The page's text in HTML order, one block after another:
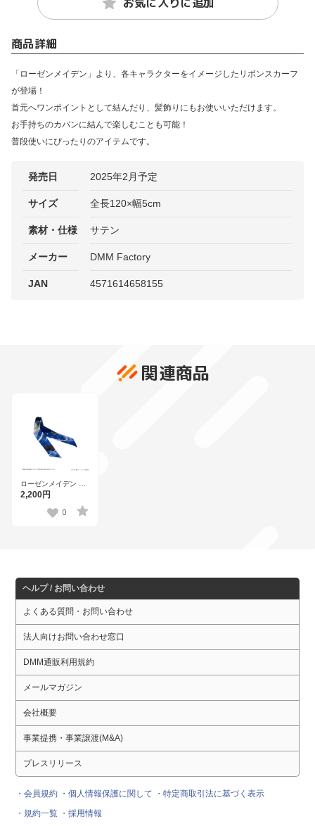
商品詳細
「ローゼンメイデン」より、各キャラクターをイメージしたリボンスカーフ
が登場！
首元へワンポイントとして結んだり、髪飾りにもお使いいただけます。
お手持ちのカバンに結んで楽しむことも可能！
普段使いにぴったりのアイテムです。
発売日 2025年2月予定
サイズ 全長120×幅5cm
素材・仕様 サテン
メーカー DMM Factory
JAN 4571614658155
関連商品
ローゼンメイデン リ
ボンスカーフ 【蒼星
2,200円
0
ヘルプ / お問い合わせ
よくある質問・お問い合わせ
法人向けお問い合わせ窓口
DMM通販利用規約
メールマガジン
会社概要
事業提携・事業譲渡(M&A)
プレスリリース
・会員規約 ・個人情報保護に関して
・特定商取引法に基づく表示
・規約一覧 ・採用情報